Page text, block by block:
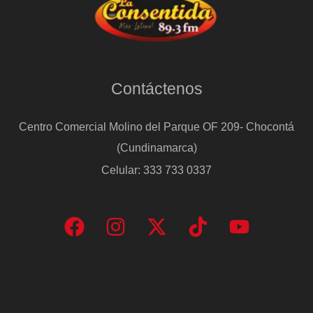
Contáctenos
Centro Comercial Molino del Parque OF 209- Chocontá
(Cundinamarca)
Celular: 333 733 0337